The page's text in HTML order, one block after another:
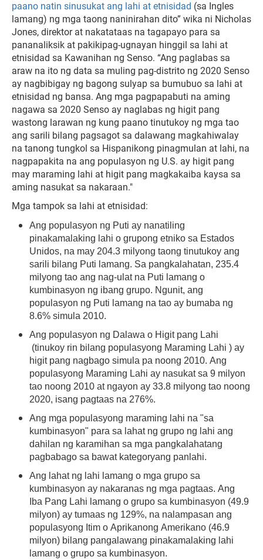
paano natin sinusukat ang lahi at etnisidad (sa Ingles
lamang) ng mga taong naninirahan dito” wika ni Nicholas
Jones, direktor at nakatataas na tagapayo para sa
pananaliksik at pakikipag-ugnayan hinggil sa lahi at
etnisidad sa Kawanihan ng Senso. “Ang paglabas sa
araw na ito ng data sa muling pag-distrito ng 2020 Senso
ay nagbibigay ng bagong sulyap sa bumubuo sa lahi at
etnisidad ng bansa. Ang mga pagpapabuti na aming
nagawa sa 2020 Senso ay naglabas ng higit pang
wastong larawan ng kung paano tinutukoy ng mga tao
ang sarili bilang pagsagot sa dalawang magkahiwalay
na tanong tungkol sa Hispanikong pinagmulan at lahi, na
nagpapakita na ang populasyon ng U.S. ay higit pang
may maraming lahi at higit pang magkakaiba kaysa sa
aming nasukat sa nakaraan."
Mga tampok sa lahi at etnisidad:
Ang populasyon ng Puti ay nanatiling
pinakamalaking lahi o grupong etniko sa Estados
Unidos, na may 204.3 milyong taong tinutukoy ang
sarili bilang Puti lamang. Sa pangkalahatan, 235.4
milyong tao ang nag-ulat na Puti lamang o
kumbinasyon ng ibang grupo. Ngunit, ang
populasyon ng Puti lamang na tao ay bumaba ng
8.6% simula 2010.
Ang populasyon ng Dalawa o Higit pang Lahi
(tinukoy rin bilang populasyong Maraming Lahi ) ay
higit pang nagbago simula pa noong 2010. Ang
populasyong Maraming Lahi ay nasukat sa 9 milyon
tao noong 2010 at ngayon ay 33.8 milyong tao noong
2020, isang pagtaas na 276%.
Ang mga populasyong maraming lahi na "sa
kumbinasyon" para sa lahat ng grupo ng lahi ang
dahilan ng karamihan sa mga pangkalahatang
pagbabago sa bawat kategoryang panlahi.
Ang lahat ng lahi lamang o mga grupo sa
kumbinasyon ay nakaranas ng mga pagtaas. Ang
Iba Pang Lahi lamang o grupo sa kumbinasyon (49.9
milyon) ay tumaas ng 129%, na nalampasan ang
populasyong Itim o Aprikanong Amerikano (46.9
milyon) bilang pangalawang pinakamalaking lahi
lamang o grupo sa kumbinasyon.